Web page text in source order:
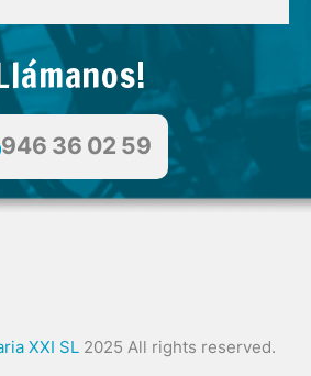
946 36 02 59
XXI SL 2025 All rights reserved.